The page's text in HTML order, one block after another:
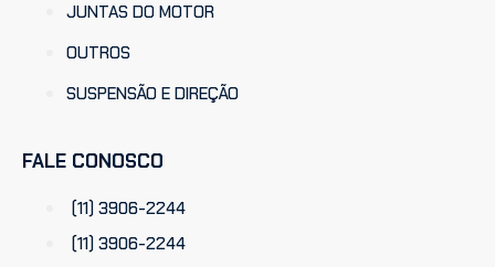
JUNTAS DO MOTOR
OUTROS
SUSPENSÃO E DIREÇÃO
FALE CONOSCO
(11) 3906-2244
(11) 3906-2244